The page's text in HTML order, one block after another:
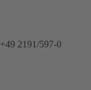
2191/597-0